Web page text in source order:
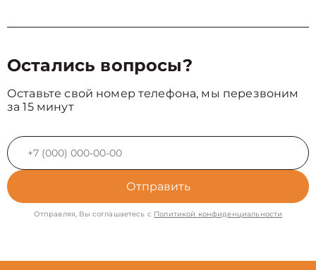
Остались вопросы?
Оставьте свой номер телефона, мы перезвоним
за 15 минут
Отправить
Отправляя, Вы соглашаетесь с Политикой конфиденциальности